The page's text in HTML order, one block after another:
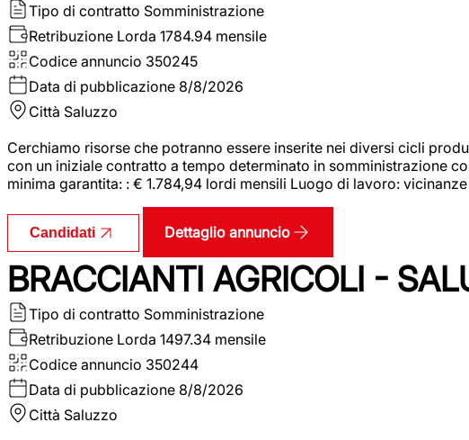
Tipo di contratto Somministrazione
Retribuzione Lorda 1784.94 mensile
Codice annuncio 350245
Data di pubblicazione 8/8/2026
Città Saluzzo
Cerchiamo risorse che potranno essere inserite nei diversi cicli
con un iniziale contratto a tempo determinato in somministrazione
minima garantita: : € 1.784,94 lordi mensili Luogo di lavoro:
Candidati Dettaglio annuncio
BRACCIANTI AGRICOLI -
Tipo di contratto Somministrazione
Retribuzione Lorda 1497.34 mensile
Codice annuncio 350244
Data di pubblicazione 8/8/2026
Città Saluzzo